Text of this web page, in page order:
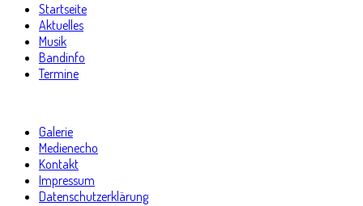
Startseite
Aktuelles
Musik
Bandinfo
Termine
Galerie
Medienecho
Kontakt
Impressum
Datenschutzerklärung